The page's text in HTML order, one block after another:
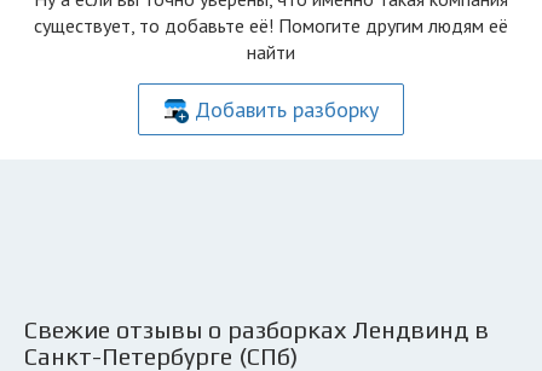
существует, то добавьте её! Помогите другим людям её
найти
Добавить разборку
Свежие отзывы о разборках Лендвинд в
Санкт-Петербурге (СПб)